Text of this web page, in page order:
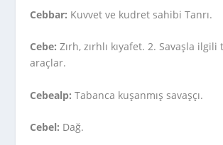
Cebbar: Kuvvet ve kudret sahibi Tanrı.
Cebe: Zırh, zırhlı kıyafet. 2. Savaşla ilgili
araçlar.
Cebealp: Tabanca kuşanmış savaşçı.
Cebel: Dağ.